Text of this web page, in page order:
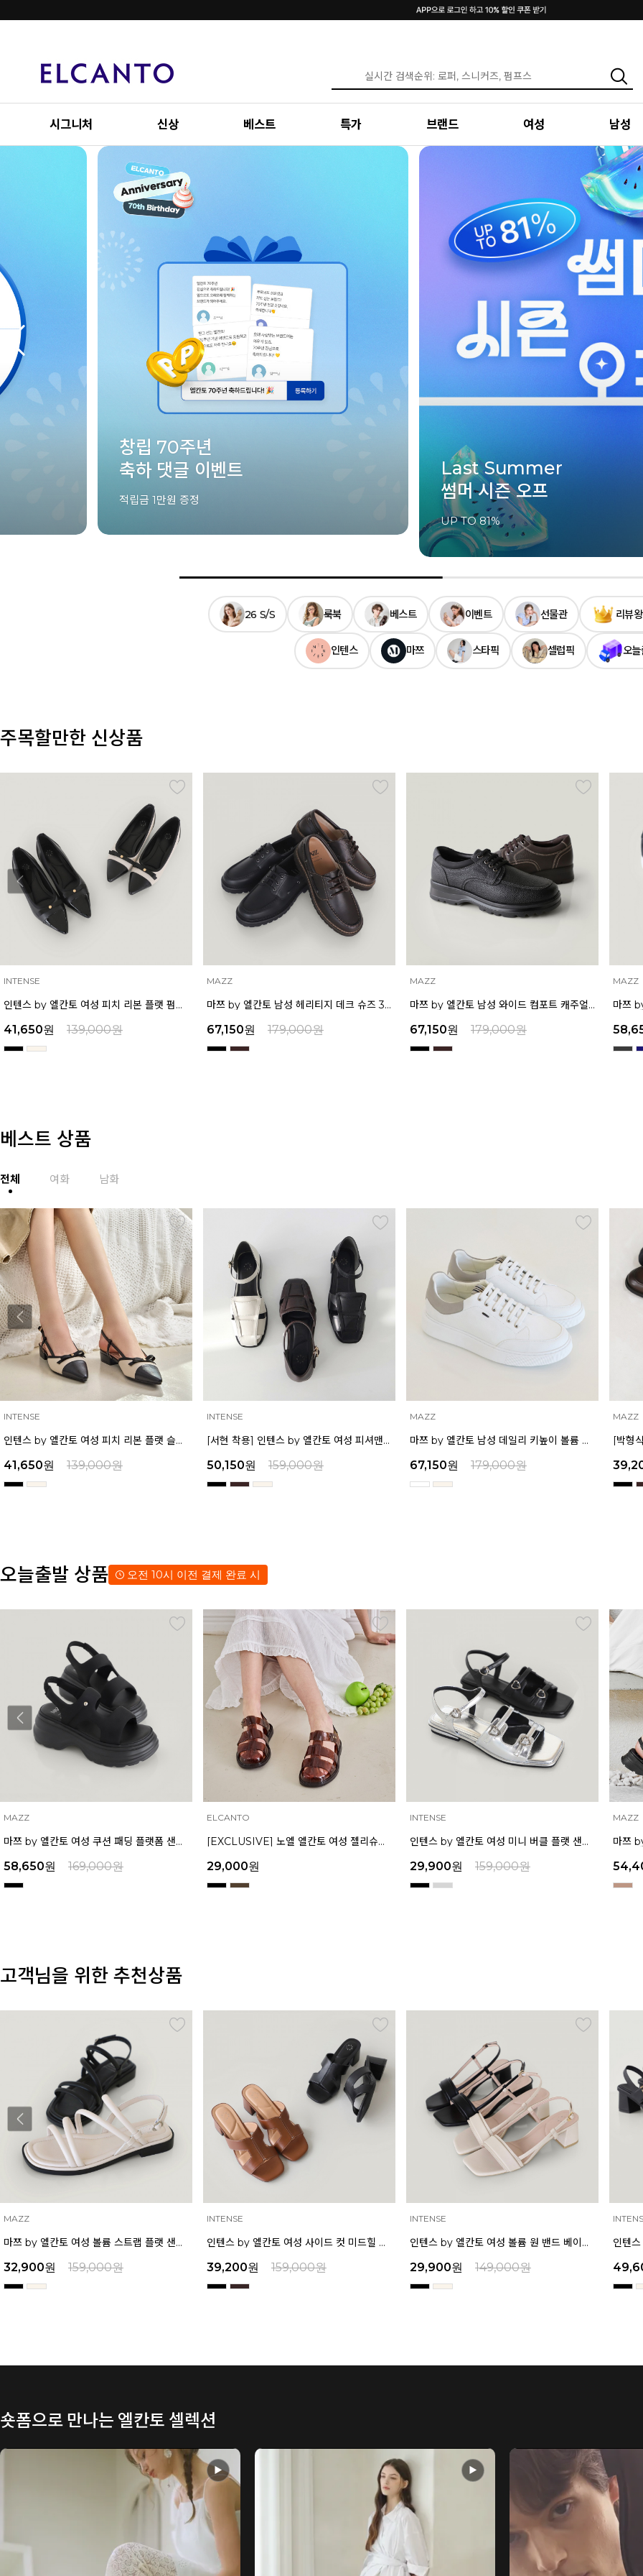
시그니처 신상 베스트 특가 브랜드 여성 남성
창립 70주년
축하 댓글 이벤트
적립금 1만원 증정
Last Summer
썸머 시즌 오프
UP TO 81%
26 S/S 룩북 베스트 이벤트 선물관 리뷰
인텐스 마쯔 스타픽 셀럽픽 오
주목할만한 신상품
INTENSE
인텐스 by 엘칸토 여성 피치 리본 플랫 펌프스 2cm LCWD26I639
41,650원 139,000원
MAZZ
마쯔 by 엘칸토 남성 헤리티지 데크 슈즈 3cm LCMC30M639
67,150원 179,000원
MAZZ
마쯔 by 엘칸토 남성 와이드 컴포트 캐주얼 더비 슈즈 3.5cm LCMC32M639
67,150원 179,000원
MAZZ
베스트 상품
전체 여화 남화
INTENSE
인텐스 by 엘칸토 여성 피치 리본 플랫 슬링백 2cm LCWO26I613
41,650원 139,000원
INTENSE
[서현 착용] 인텐스 by 엘칸토 여성 피셔맨 오픈슈즈 2.5cm LCWO85I513
50,150원 159,000원
MAZZ
마쯔 by 엘칸토 남성 데일리 키높이 볼륨 컵솔 스니커즈 3.5cm LCMS60M613
67,150원 179,000원
MAZZ
오늘출발 상품 오전 10시 이전 결제 완료 시
MAZZ
마쯔 by 엘칸토 여성 쿠션 패딩 플랫폼 샌들 6cm LCWW48M626
58,650원 169,000원
ELCANTO
[EXCLUSIVE] 노엘 엘칸토 여성 젤리슈즈 2.3cm LCWW01U626
29,000원
INTENSE
인텐스 by 엘칸토 여성 미니 버클 플랫 샌들 1.5cm LCWW04I626
29,900원 159,000원
MAZZ
고객님을 위한 추천상품
MAZZ
마쯔 by 엘칸토 여성 볼륨 스트랩 플랫 샌들 2cm LCWW58M626
32,900원 159,000원
INTENSE
인텐스 by 엘칸토 여성 사이드 컷 미드힐 뮬 5cm LCWW03I626
39,200원 159,000원
INTENSE
인텐스 by 엘칸토 여성 볼륨 원 밴드 베이직 샌들 5cm LCWW02I626
29,900원 149,000원
숏폼으로 만나는 엘칸토 셀렉션
▶ ▶